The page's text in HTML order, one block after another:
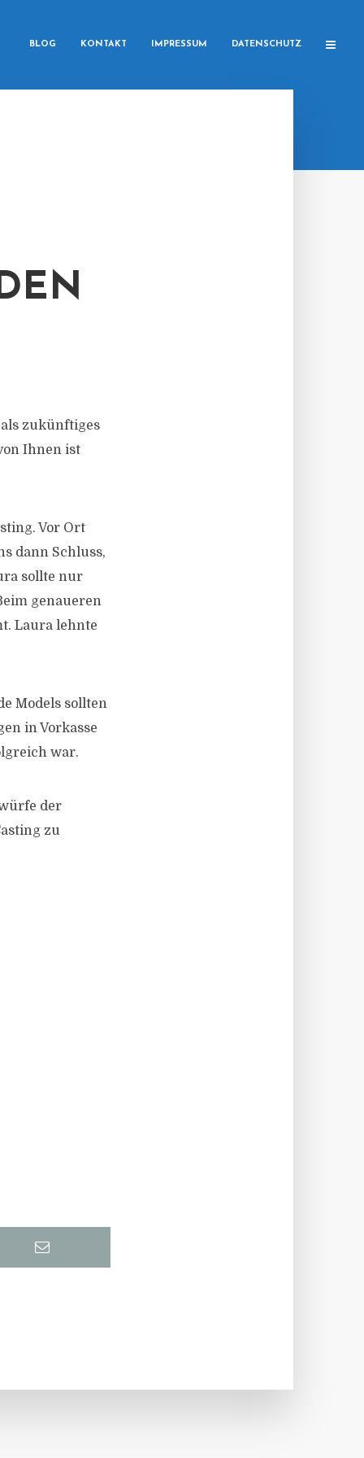
BLOG KONTAKT IMPRESSUM DATENSCHUTZ
zukünftiges
Ihnen ist
Vor Ort
dann Schluss,
sollte nur
genaueren
Laura lehnte
Models sollten
in Vorkasse
war.
der
zu